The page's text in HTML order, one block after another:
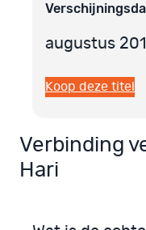
augustus
Koop deze titel
Verbinding
Hari